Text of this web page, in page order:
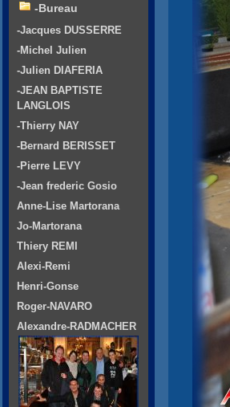
-Bureau
-Jacques DUSSERRE
-Michel Julien
-Julien DIAFERIA
-JEAN BAPTISTE
LANGLOIS
-Thierry NAY
-Bernard BERISSET
-Pierre LEVY
-Jean frederic Gosio
Anne-Lise Martorana
Jo-Martorana
Thiery REMI
Alexi-Remi
Henri-Gonse
Roger-NAVARO
Alexandre-RADMACHER